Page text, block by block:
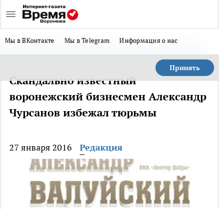
Мы в ВКонтакте Мы в Telegram Информация о нас
Принять
Скандально известный
воронежский бизнесмен Александр
Чурсанов избежал тюрьмы
27 января 2016 Редакция